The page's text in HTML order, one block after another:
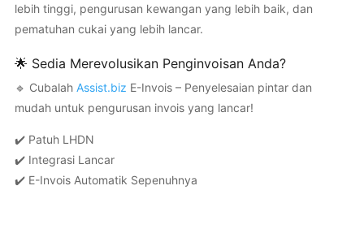
lebih tinggi, pengurusan kewangan yang lebih baik, dan
pematuhan cukai yang lebih lancar.
🌟 Sedia Merevolusikan Penginvoisan Anda?
🔹 Cubalah Assist.biz E-Invois – Penyelesaian pintar dan
mudah untuk pengurusan invois yang lancar!
✔️ Patuh LHDN
✔️ Integrasi Lancar
✔️ E-Invois Automatik Sepenuhnya